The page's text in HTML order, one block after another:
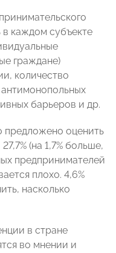
в каждом субъекте
граждане)
количество
барьеров и др.
предложено оценить
(на 1,7% больше,
предпринимателей
плохо. 4,6%
насколько
в стране
во мнении и